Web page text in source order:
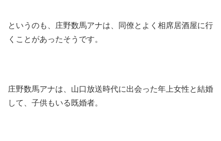
というのも、庄野数馬アナは、同僚とよく相席居酒屋に行
くことがあったそうです。
庄野数馬アナは、山口放送時代に出会った年上女性と結婚
して、子供もいる既婚者。